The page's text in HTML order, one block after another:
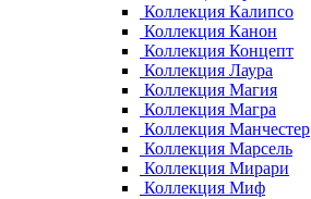
Коллекция Калипсо
Коллекция Канон
Коллекция Концепт
Коллекция Лаура
Коллекция Магия
Коллекция Магра
Коллекция Манчестер
Коллекция Марсель
Коллекция Мирари
Коллекция Миф